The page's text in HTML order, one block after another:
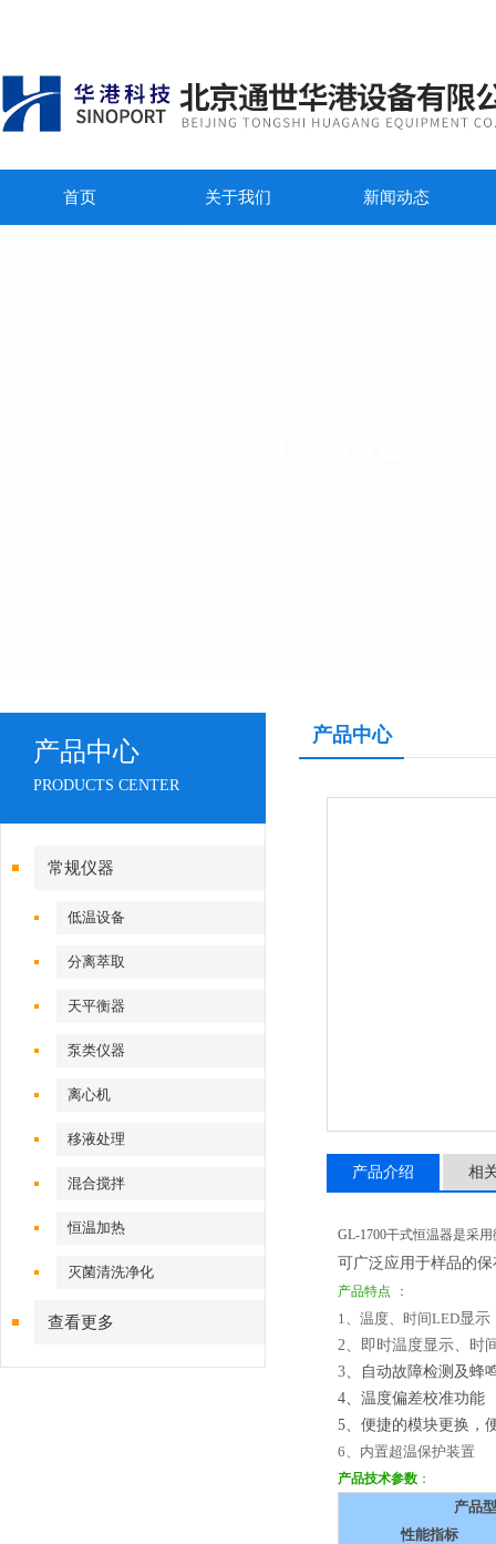
首页 关于我们 新闻动态
产品中心
PRODUCTS CENTER
常规仪器
低温设备
分离萃取
天平衡器
泵类仪器
离心机
移液处理
混合搅拌
恒温加热
灭菌清洗净化
查看更多
产品中心
产品介绍 相
GL-1700干式恒温器是采
可广泛应用于样品的
产品特点 ：
1、温度、时间LED显示
2、即时温度显示、时
3、自动故障检测及蜂
4、温度偏差校准功能
5、便捷的模块更换，
6、内置超温保护装置
产品技术参数 ：
产品
性能指标